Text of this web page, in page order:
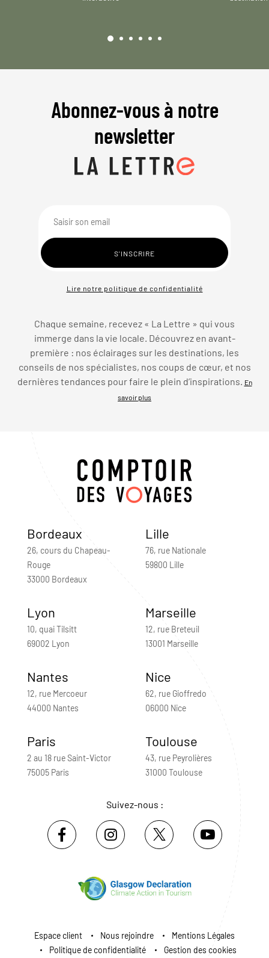
Abonnez-vous à notre
newsletter
Lire notre politique de confidentialité
Chaque semaine, recevez « La Lettre » qui vous
immerge dans la vie locale. Découvrez en avant-
première : nos éclairages sur les destinations, les
conseils de nos spécialistes, nos coups de cœur, et nos
dernières tendances pour faire le plein d’inspirations.
En
savoir plus
Bordeaux
26, cours du Chapeau-
Rouge
33000 Bordeaux
Lille
76, rue Nationale
59800 Lille
Lyon
10, quai Tilsitt
69002 Lyon
Marseille
12, rue Breteuil
13001 Marseille
Nantes
12, rue Mercoeur
44000 Nantes
Nice
62, rue Gioffredo
06000 Nice
Paris
2 au 18 rue Saint-Victor
75005 Paris
Toulouse
43, rue Peyrolières
31000 Toulouse
Suivez-nous :
Espace client Nous rejoindre
Mentions Légales
Politique de confidentialité
Gestion des cookies